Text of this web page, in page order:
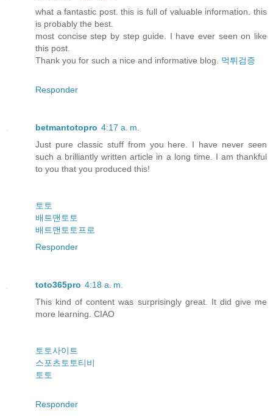
what a fantastic post. this is full of valuable information. this
is probably the best.
most concise step by step guide. I have ever seen on like
this post.
Thank you for such a nice and informative blog. 먹튀검증
Responder
betmantotopro 4:17 a. m.
Just pure classic stuff from you here. I have never seen
such a brilliantly written article in a long time. I am thankful
to you that you produced this!
토토
배트맨토토
배트맨토토프로
Responder
toto365pro 4:18 a. m.
This kind of content was surprisingly great. It did give me
more learning. CIAO
토토사이트
스포츠토토티비
토토
Responder